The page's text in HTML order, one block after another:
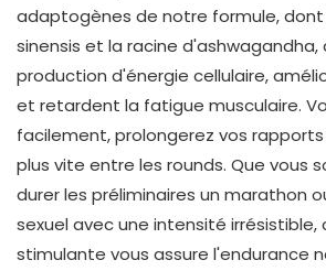
adaptogènes de notre formule,
sinensis et la racine
production d'énergie cellulaire,
et retardent la fatigue musculaire.
facilement, prolongerez vos
plus vite entre les rounds. Que vous
durer les préliminaires un marathon
sexuel avec une intensité
stimulante vous assure l'endurance